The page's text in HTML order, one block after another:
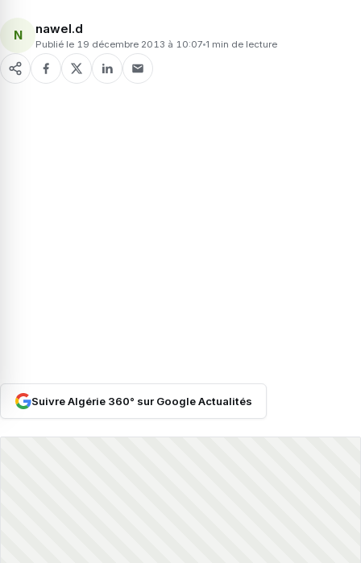
N nawel.d
Publié le 19 décembre 2013 à 10:07 1 min de lecture
Suivre Algérie 360° sur Google Actualités